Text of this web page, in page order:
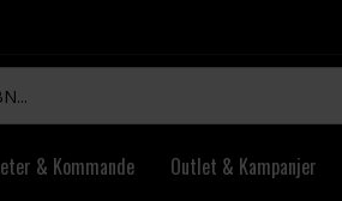
& Kommande Outlet & Kampanjer